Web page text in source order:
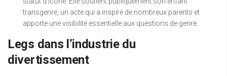
transgenre, un acte qui a inspiré de nombreux parents et
apporte une visibilité essentielle aux questions de genre.
Legs dans l’industrie du
divertissement